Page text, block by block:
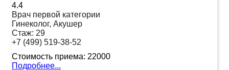
4.4
Врач первой категории
Гинеколог, Акушер
Стаж: 29
+7 (499) 519-38-52
Стоимость приема: 22000
Подробнее...